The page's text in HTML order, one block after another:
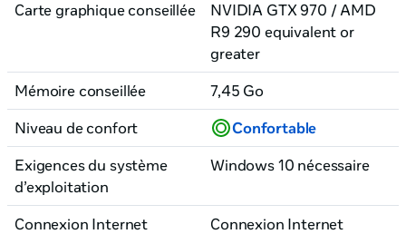
Carte graphique conseillée
NVIDIA GTX 970 / AMD
R9 290 equivalent or
greater
Mémoire conseillée 7,45 Go
Niveau de confort Confortable
Exigences du système
d’exploitation
Windows 10 nécessaire
Connexion Internet
Connexion Internet